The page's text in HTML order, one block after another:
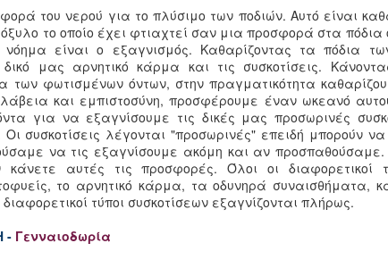
του νερού για το πλύσιμο των ποδιών. Αυτό είναι
το οποίο έχει φτιαχτεί σαν μια προσφορά στα
νόημα είναι ο εξαγνισμός. Καθαρίζοντας τα πόδια
μας αρνητικό κάρμα και τις συσκοτίσεις.
των φωτισμένων όντων, στην πραγματικότητα
και εμπιστοσύνη, προσφέρουμε έναν ωκεανό
για να εξαγνίσουμε τις δικές μας προσωρινές
συσκοτίσεις λέγονται "προσωρινές" επειδή μπορούν
να τις εξαγνίσουμε ακόμη και αν προσπαθούσαμε.
αυτές τις προσφορές. Όλοι οι διαφορετικοί
το αρνητικό κάρμα, τα οδυνηρά συναισθήματα,
τύποι συσκοτίσεων εξαγνίζονται πλήρως.
- Γενναιοδωρία
να
και στο
Ντάρμα
(Σανσκριτικά: μπαβατσάκρα – Θιβετανικά:
སྲིད་པའི་འཁོར་ལོ་, σι-πεϊ κορ-λο).
The Enlightenment of Yeshe Tsogyal
Then I meditated upon the actionless Great
perfection, and the Chos-nyid zad-pa, the highest
of the Ati realizations, arose. I benefitted sentient
beings by manifesting in various guises, and they
saw me in various forms.
I
Lord
I
τη
του
από
Το
Από
Η
,
που
νου
με
1 Η
Η